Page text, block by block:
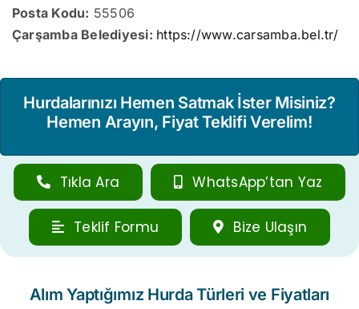
Posta Kodu: 55506
Çarşamba Belediyesi: https://www.carsamba.bel.tr/
Hurdalarınızı Hemen Satmak İster Misiniz?
Hemen Arayın, Fiyat Teklifi Verelim!
Tıkla Ara WhatsApp’tan Yaz
Teklif Formu Bize Ulaşın
Alım Yaptığımız Hurda Türleri ve Fiyatları